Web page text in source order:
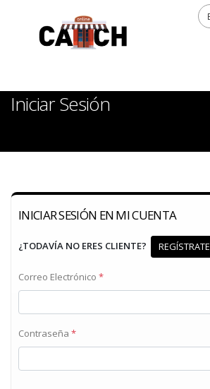
Iniciar Sesión
INICIAR SESIÓN EN MI CUENTA
¿TODAVÍA NO ERES CLIENTE? REGÍSTRATE
Correo Electrónico *
Contraseña *